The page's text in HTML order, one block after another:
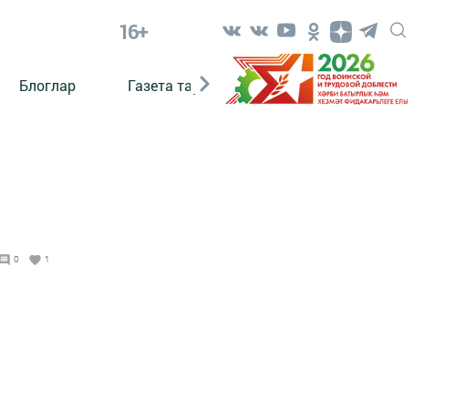
16+
Блоглар Газета тарихы Әкият Әкият
0 1